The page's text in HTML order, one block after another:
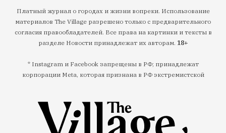
Платный журнал о городах и жизни вопреки. Использование
материалов The Village разрешено только с предварительного
согласия правообладателей. Все права на картинки и тексты в
разделе Новости принадлежат их авторам. 18+
* Instagram и Facebook запрещены в РФ; принадлежат
корпорации Meta, которая признана в РФ экстремистской